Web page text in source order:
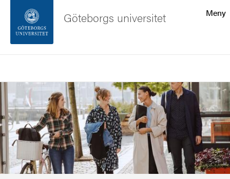
Sidfoten
Om webbplatsen
Meny
Göteborgs universitet
Bild